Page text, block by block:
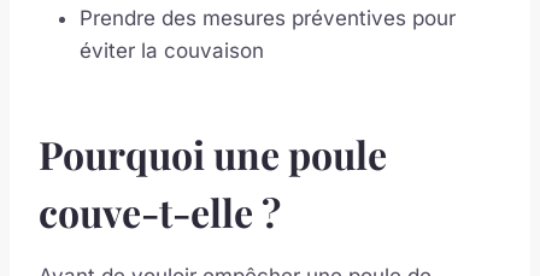
Prendre des mesures préventives pour
éviter la couvaison
Pourquoi une poule
couve-t-elle ?